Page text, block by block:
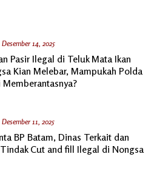
Desember 14, 2025
Pasir Ilegal di Teluk Mata Ikan
Kian Melebar, Mampukah Polda
Memberantasnya?
Desember 11, 2025
BP Batam, Dinas Terkait dan
Cut and fill Ilegal di Nongsa